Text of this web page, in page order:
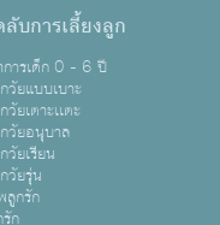
ลับการเลี้ยงลูก
ารเด็ก 0 - 6 ปี
วัยแบบเบาะ
วัยเตาะเเตะ
วัยอนุบาล
วัยเรียน
วัยรุ่น
ลูกรัก
ก